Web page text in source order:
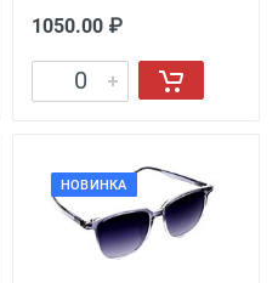
1050.00 ₽
НОВИНКА